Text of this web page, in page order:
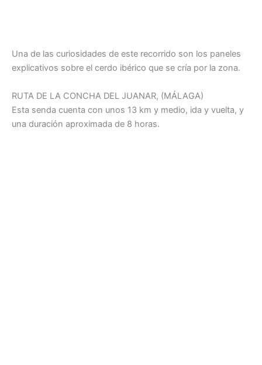
Una de las curiosidades de este recorrido son los paneles
explicativos sobre el cerdo ibérico que se cría por la zona.
RUTA DE LA CONCHA DEL JUANAR, (MÁLAGA)
Esta senda cuenta con unos 13 km y medio, ida y vuelta, y
una duración aproximada de 8 horas.